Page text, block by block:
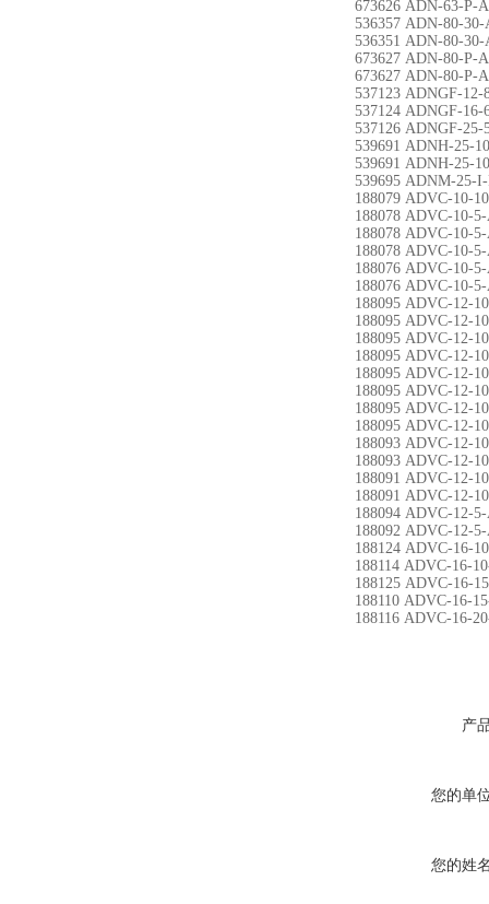
673626 ADN-63-P-A
536357 ADN-80-
536351 ADN-80-
673627 ADN-80-P-A
673627 ADN-80-P-A
537123 ADNGF-12-
537124 ADNGF-16-
537126 ADNGF-25-
539691 ADNH-25-
539691 ADNH-25-
539695 ADNM-25-
188079 ADVC-10-
188078 ADVC-10-
188078 ADVC-10-
188078 ADVC-10-
188076 ADVC-10-
188076 ADVC-10-
188095 ADVC-12-
188095 ADVC-12-
188095 ADVC-12-
188095 ADVC-12-
188095 ADVC-12-
188095 ADVC-12-
188095 ADVC-12-
188095 ADVC-12-
188093 ADVC-12-
188093 ADVC-12-
188091 ADVC-12-
188091 ADVC-12-
188094 ADVC-12-
188092 ADVC-12-
188124 ADVC-16-
188114 ADVC-16-
188125 ADVC-16-
188110 ADVC-16-
188116 ADVC-16-
产
您的单
您的姓